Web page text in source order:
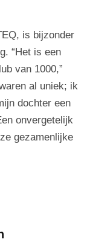
is bijzonder
“Het is een
van 1000,”
al uniek; ik
dochter een
onvergetelijk
gezamenlijke